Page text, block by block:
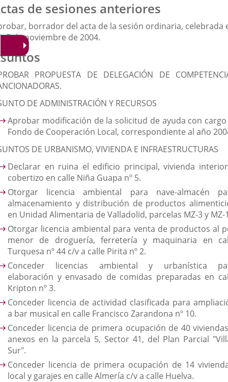
de sesiones anteriores
borrador del acta de la sesión ordinaria, celebrada
5 de noviembre de 2004.
PROPUESTA DE DELEGACIÓN DE
DE ADMINISTRACIÓN Y RECURSOS
Aprobar modificación de la solicitud de ayuda con
Fondo de Cooperación Local, correspondiente al año
DE URBANISMO, VIVIENDA E INFRAESTRUCTURAS
Declarar en ruina el edificio principal, vivienda
cobertizo en calle Niña Guapa nº 5.
Otorgar licencia ambiental para nave-almacén
almacenamiento y distribución de productos
en Unidad Alimentaria de Valladolid, parcelas MZ-3 y MZ-
Otorgar licencia ambiental para venta de productos al
menor de droguería, ferretería y maquinaria en
Turquesa nº 44 c/v a calle Pirita nº 2.
Conceder licencias ambiental y urbanística
elaboración y envasado de comidas preparadas en
Kripton nº 3.
Conceder licencia de actividad clasificada para
a bar musical en calle Francisco Zarandona nº 10.
Conceder licencia de primera ocupación de 40
anexos en la parcela 5, Sector 41, del Plan Parcial
Sur".
Conceder licencia de primera ocupación de 14
local y garajes en calle Almería c/v a calle Huelva.